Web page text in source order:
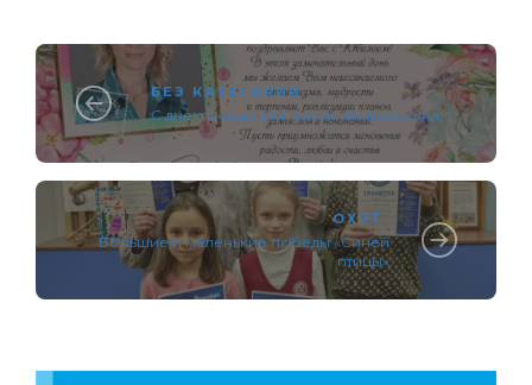
БЕЗ КАТЕГОРИИ
С днем рождения, Елена Анатольевна!
ОХЭТ
Большие и маленькие победы «Синей
птицы»